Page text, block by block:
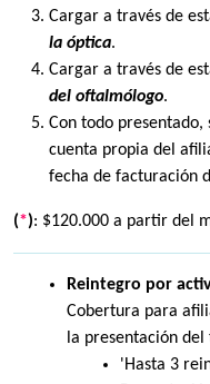
Cargar a través de
la óptica.
Cargar a través de
del oftalmólogo.
Con todo
cuenta propia del
fecha de facturación
(*): $120.000 a partir del
Reintegro por
Cobertura para
la presentación
'Hasta 3